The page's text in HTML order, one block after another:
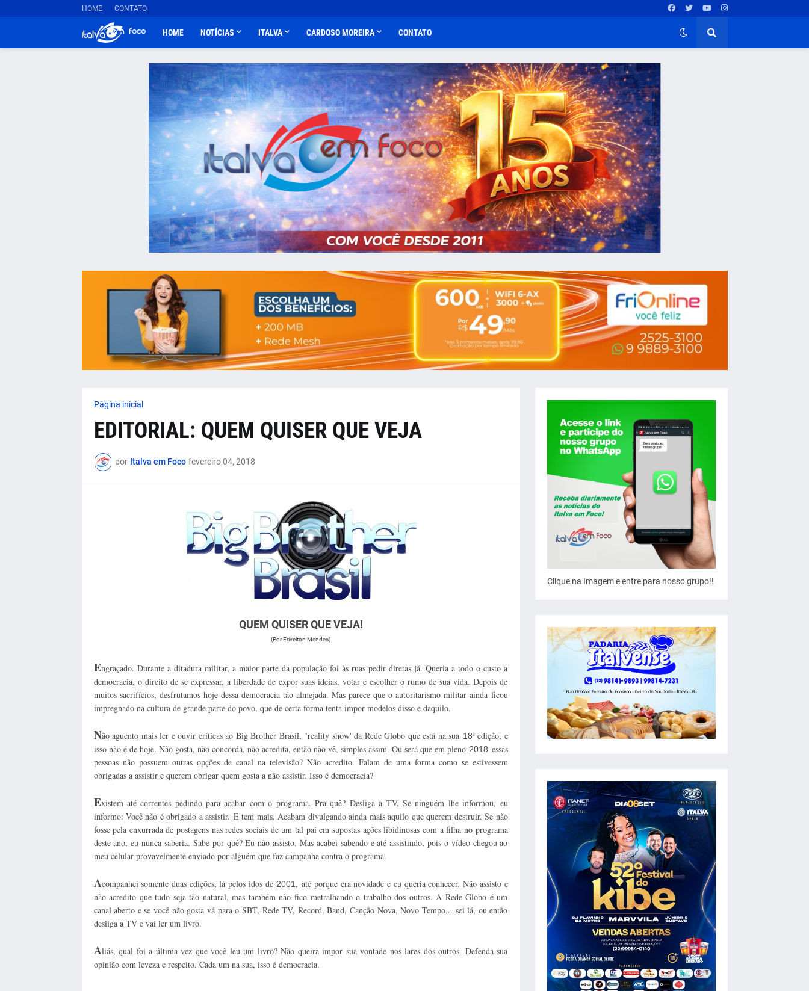
HOME CONTATO
HOME NOTÍCIAS ITALVA CARDOSO MOREIRA CONTATO
Página inicial
EDITORIAL: QUEM QUISER QUE VEJA
por Italva em Foco fevereiro 04, 2018
QUEM QUISER QUE VEJA!
(Por Erivelton Mendes)
Engraçado. Durante a ditadura militar, a maior parte da população foi às ruas pedir diretas já. Queria a todo o custo a
democracia, o direito de se expressar, a liberdade de expor suas ideias, votar e escolher o rumo de sua vida. Depois de
muitos sacrifícios, desfrutamos hoje dessa democracia tão almejada. Mas parece que o autoritarismo militar ainda ficou
impregnado na cultura de grande parte do povo, que de certa forma tenta impor modelos disso e daquilo.
Não aguento mais ler e ouvir críticas ao Big Brother Brasil, "reality show' da Rede Globo que está na sua 18ª edição, e
isso não é de hoje. Não gosta, não concorda, não acredita, então não vê, simples assim. Ou será que em pleno2018 essas
pessoas não possuem outras opções de canal na televisão? Não acredito. Falam de uma forma como se estivessem
obrigadas a assistir e querem obrigar quem gosta a não assistir. Isso é democracia?
Existem até correntes pedindo para acabar com o programa. Pra quê? Desliga a TV. Se ninguém lhe informou, eu
informo: Você não é obrigado a assistir. E tem mais. Acabam divulgando ainda mais aquilo que querem destruir. Se não
fosse pela enxurrada de postagens nas redes sociais de um tal pai em supostas ações libidinosas com a filha no programa
deste ano, eu nunca saberia. Sabe por quê? Eu não assisto. Mas acabei sabendo e até assistindo, pois o vídeo chegou ao
meu celular provavelmente enviado por alguém que faz campanha contra o programa.
Acompanhei somente duas edições, lá pelos idos de2001 , até porque era novidade e eu queria conhecer. Não assisto e
não acredito que tudo seja tão natural, mas também não fico metralhando o trabalho dos outros. A Rede Globo é um
canal aberto e se você não gosta vá para o SBT, Rede TV, Record, Band, Canção Nova, Novo Tempo... sei lá, ou então
desliga a TV e vai ler um livro.
Aliás, qual foi a última vez que você leu um livro? Não queira impor sua vontade nos lares dos outros. Defenda sua
opinião com leveza e respeito. Cada um na sua, isso é democracia.
Clique na Imagem e entre para nosso grupo!!